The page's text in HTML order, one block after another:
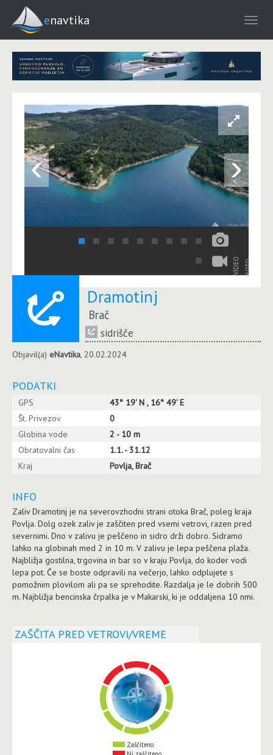
enavtika
‹ ›
VIDEO FOTO
Dramotinj
Brač
sidrišče
Objavil(a) eNavtika, 20.02.2024
PODATKI
GPS
43° 19' N , 16° 49' E
Št. Privezov
0
Globina vode
2 - 10 m
Obratovalni čas
1.1. - 31.12
Kraj
Povlja, Brač
INFO
Zaliv Dramotinj je na severovzhodni strani otoka Brač, poleg kraja
Povlja. Dolg ozek zaliv je zaščiten pred vsemi vetrovi, razen pred
severnimi. Dno v zalivu je peščeno in sidro drži dobro. Sidramo
lahko na globinah med 2 in 10 m. V zalivu je lepa peščena plaža.
Najbližja gostilna, trgovina in bar so v kraju Povlja, do koder vodi
lepa pot. Če se boste odpravili na večerjo, lahko odplujete s
pomožnim plovilom ali pa se sprehodite. Razdalja je le dobrih 500
m. Najbližja bencinska črpalka je v Makarski, ki je oddaljena 10 nmi.
ZAŠČITA PRED VETROVI/VREME
Zaščiteno